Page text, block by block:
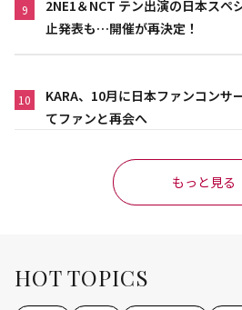
9
2NE1＆NCT テン出演の日本スペ
止発表も…開催が再決定！
10
KARA、10月に日本ファンコンサ
てファンと再会へ
もっと見る
HOT TOPICS